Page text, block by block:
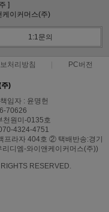
]
케이커머스(주)
1:1문의
처리방침 PC버전
)
임자 : 윤명헌
70626
천원미-0135호
4324-4751
라자 404호 ② 택배반송:경기
디엠-와이앤케이커머스(주))
RESERVED.